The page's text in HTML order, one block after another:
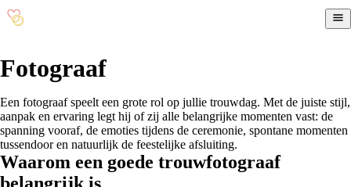
Fotograaf
Een fotograaf speelt een grote rol op jullie trouwdag. Met de juiste stijl,
aanpak en ervaring legt hij of zij alle belangrijke momenten vast: de
spanning vooraf, de emoties tijdens de ceremonie, spontane momenten
tussendoor en natuurlijk de feestelijke afsluiting.
Waarom een goede trouwfotograaf